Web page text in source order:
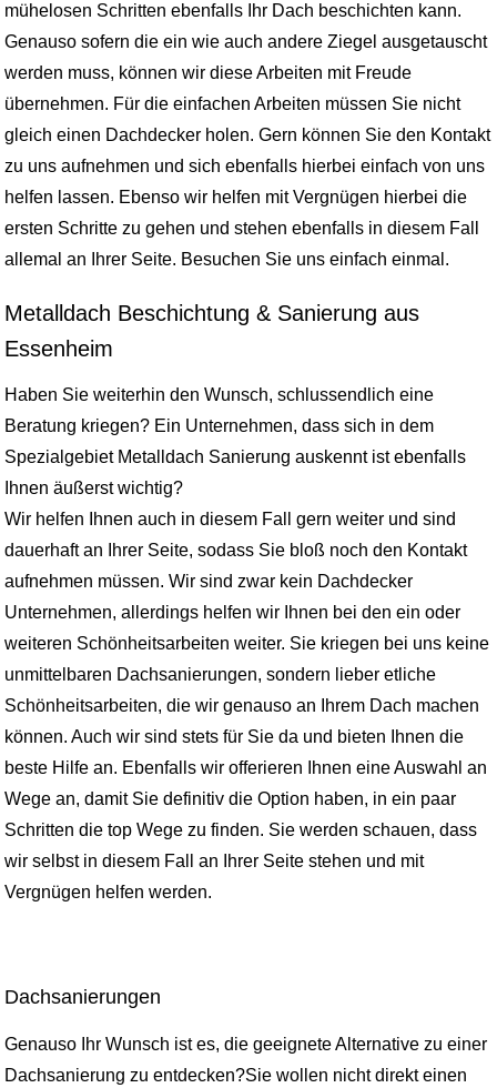
mühelosen Schritten ebenfalls Ihr Dach beschichten kann.
Genauso sofern die ein wie auch andere Ziegel ausgetauscht
werden muss, können wir diese Arbeiten mit Freude
übernehmen. Für die einfachen Arbeiten müssen Sie nicht
gleich einen Dachdecker holen. Gern können Sie den Kontakt
zu uns aufnehmen und sich ebenfalls hierbei einfach von uns
helfen lassen. Ebenso wir helfen mit Vergnügen hierbei die
ersten Schritte zu gehen und stehen ebenfalls in diesem Fall
allemal an Ihrer Seite. Besuchen Sie uns einfach einmal.
Metalldach Beschichtung & Sanierung aus
Essenheim
Haben Sie weiterhin den Wunsch, schlussendlich eine
Beratung kriegen? Ein Unternehmen, dass sich in dem
Spezialgebiet Metalldach Sanierung auskennt ist ebenfalls
Ihnen äußerst wichtig?
Wir helfen Ihnen auch in diesem Fall gern weiter und sind
dauerhaft an Ihrer Seite, sodass Sie bloß noch den Kontakt
aufnehmen müssen. Wir sind zwar kein Dachdecker
Unternehmen, allerdings helfen wir Ihnen bei den ein oder
weiteren Schönheitsarbeiten weiter. Sie kriegen bei uns keine
unmittelbaren Dachsanierungen, sondern lieber etliche
Schönheitsarbeiten, die wir genauso an Ihrem Dach machen
können. Auch wir sind stets für Sie da und bieten Ihnen die
beste Hilfe an. Ebenfalls wir offerieren Ihnen eine Auswahl an
Wege an, damit Sie definitiv die Option haben, in ein paar
Schritten die top Wege zu finden. Sie werden schauen, dass
wir selbst in diesem Fall an Ihrer Seite stehen und mit
Vergnügen helfen werden.
Dachsanierungen
Genauso Ihr Wunsch ist es, die geeignete Alternative zu einer
Dachsanierung zu entdecken?Sie wollen nicht direkt einen